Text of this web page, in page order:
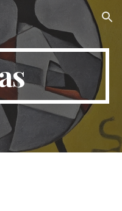
Skip to navigation